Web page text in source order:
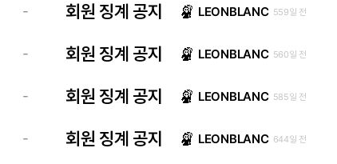
- 회원 징계 공지 LEONBLANC 559일 전
- 회원 징계 공지 LEONBLANC 560일 전
- 회원 징계 공지 LEONBLANC 585일 전
- 회원 징계 공지 LEONBLANC 644일 전